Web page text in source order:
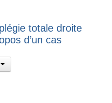
totale droite
d’un cas